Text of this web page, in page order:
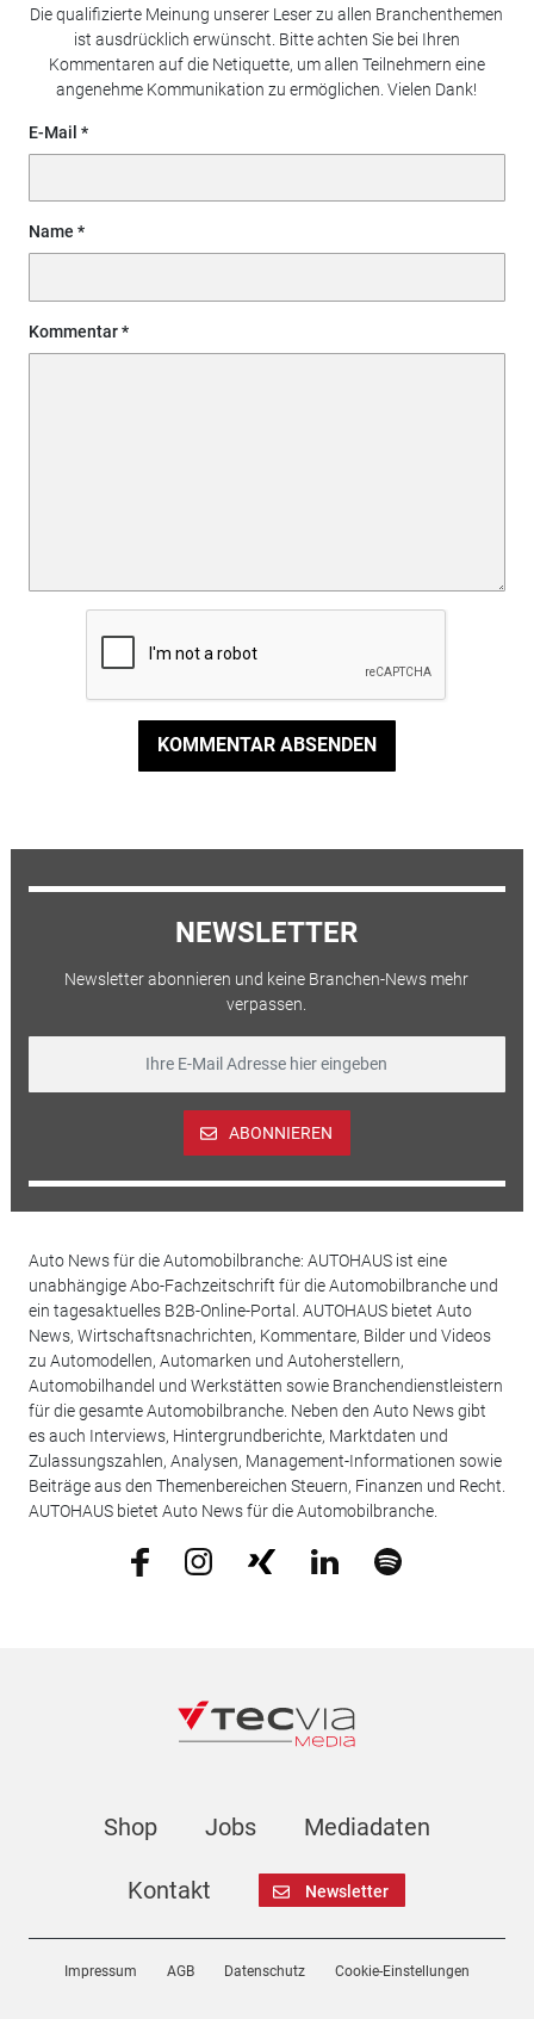
Die qualifizierte Meinung unserer Leser zu allen Branchenthemen
ist ausdrücklich erwünscht. Bitte achten Sie bei Ihren
Kommentaren auf die Netiquette, um allen Teilnehmern eine
angenehme Kommunikation zu ermöglichen. Vielen Dank!
E-Mail
Name
Kommentar
KOMMENTAR ABSENDEN
NEWSLETTER
Newsletter abonnieren und keine Branchen-News mehr
verpassen.
ABONNIEREN
Auto News für die Automobilbranche: AUTOHAUS ist eine
unabhängige Abo-Fachzeitschrift für die Automobilbranche und
ein tagesaktuelles B2B-Online-Portal. AUTOHAUS bietet Auto
News, Wirtschaftsnachrichten, Kommentare, Bilder und Videos
zu Automodellen, Automarken und Autoherstellern,
Automobilhandel und Werkstätten sowie Branchendienstleistern
für die gesamte Automobilbranche. Neben den Auto News gibt
es auch Interviews, Hintergrundberichte, Marktdaten und
Zulassungszahlen, Analysen, Management-Informationen sowie
Beiträge aus den Themenbereichen Steuern, Finanzen und Recht.
AUTOHAUS bietet Auto News für die Automobilbranche.
Shop Jobs Mediadaten
Kontakt Newsletter
Impressum AGB Datenschutz Cookie-Einstellungen